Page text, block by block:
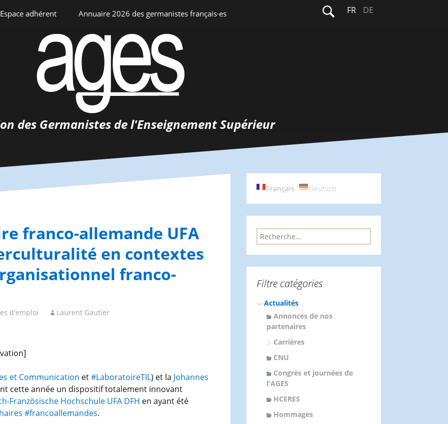
Espace adhérent
Espace personnel
Annuaire 2026 des germanistes français·es
Annuaire interne
Rechercher :
FR DE
des Germanistes de l'Enseignement Supérieur
franco-allemande UFA
en contextes
franco-
d'emploi Laurent Gautier
et Communication et#LaboratoireTIL) et la Johannes
cette année un dispositif totalement innovant
Französische Hochschule UFA DFH en ayant été
#francoallemandes.
Français Deutsch
R
e
r
h
Filtre catégories
Actualités
Annonces de nos
partenaires
Carrières
CNU
Congrès et journées de
l'AGES
HCERES
Hommages